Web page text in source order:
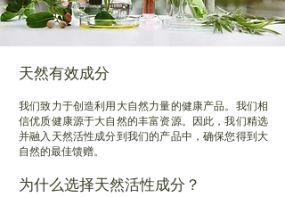
天然有效成分
我们致力于创造利用大自然力量的健康产品。我们相
信优质健康源于大自然的丰富资源。因此，我们精选
并融入天然活性成分到我们的产品中，确保您得到大
自然的最佳馈赠。
为什么选择天然活性成分？